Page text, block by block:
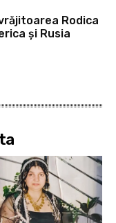
Rodica
și Rusia